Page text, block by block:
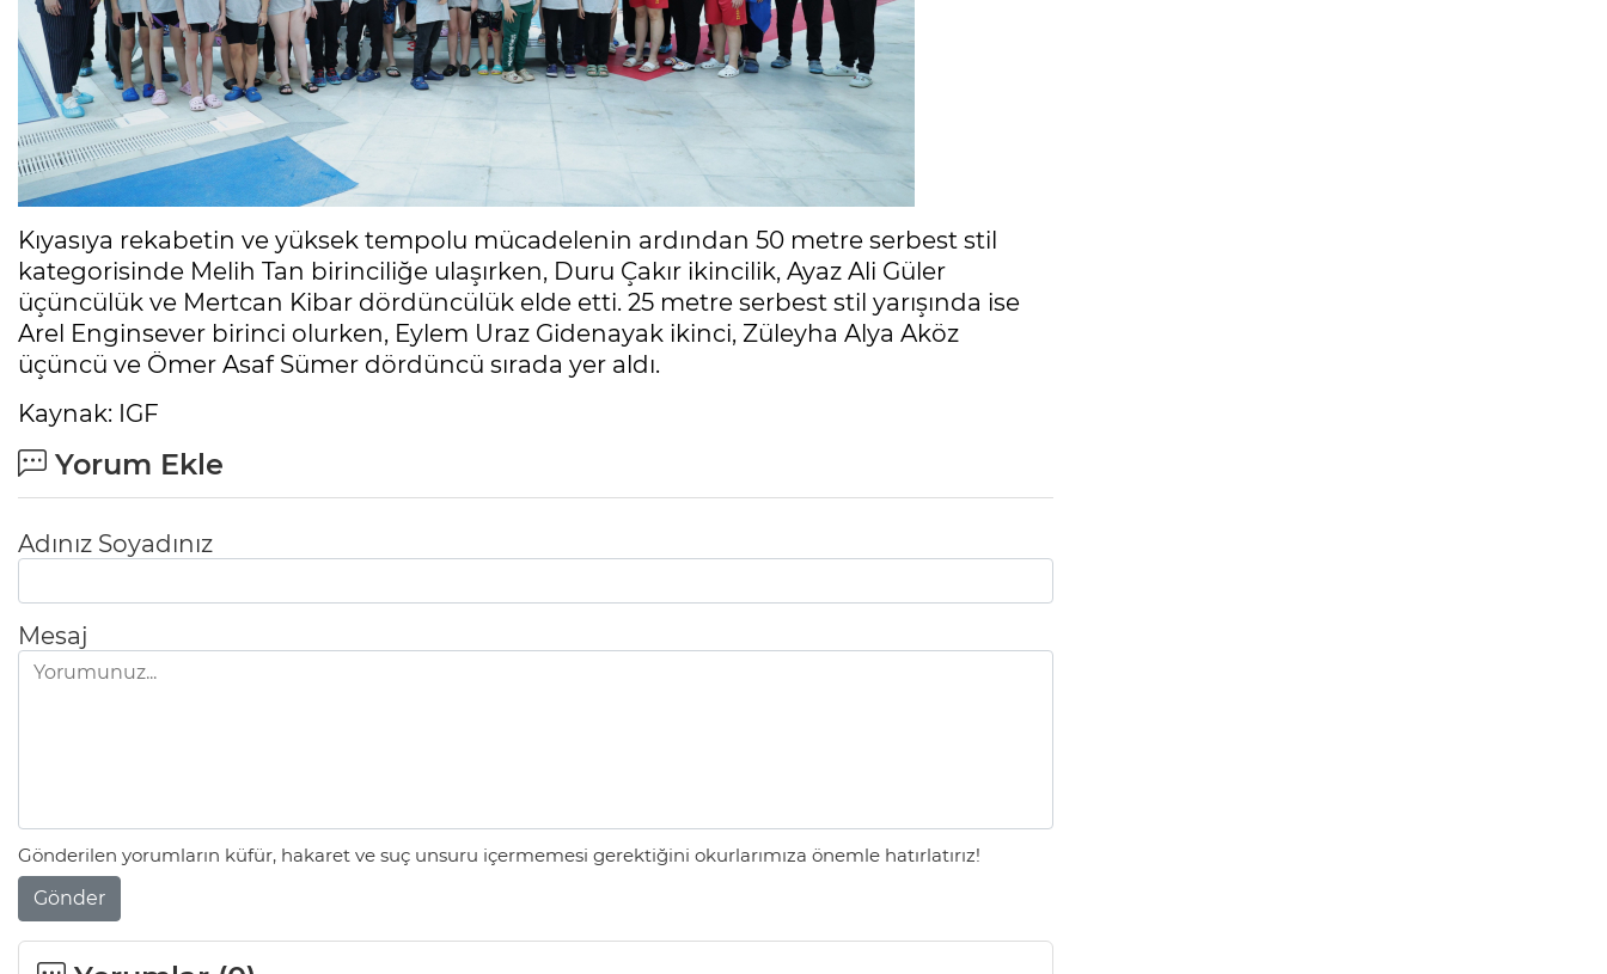
Kıyasıya rekabetin ve yüksek tempolu mücadelenin ardından 50 metre serbest stil
kategorisinde Melih Tan birinciliğe ulaşırken, Duru Çakır ikincilik, Ayaz Ali Güler
üçüncülük ve Mertcan Kibar dördüncülük elde etti. 25 metre serbest stil yarışında ise
Arel Enginsever birinci olurken, Eylem Uraz Gidenayak ikinci, Züleyha Alya Aköz
üçüncü ve Ömer Asaf Sümer dördüncü sırada yer aldı.
Kaynak: IGF
Yorum Ekle
Adınız Soyadınız
Mesaj
Gönderilen yorumların küfür, hakaret ve suç unsuru içermemesi gerektiğini okurlarımıza önemle hatırlatırız!
Gönder